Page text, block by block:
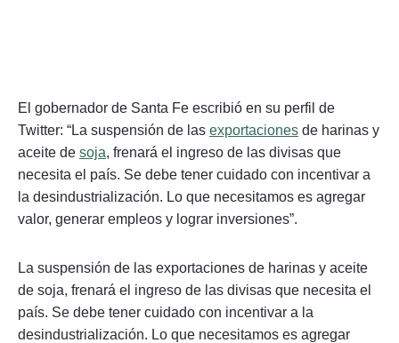
El gobernador de Santa Fe escribió en su perfil de
Twitter: “La suspensión de las exportaciones de harinas y
aceite de soja, frenará el ingreso de las divisas que
necesita el país. Se debe tener cuidado con incentivar a
la desindustrialización. Lo que necesitamos es agregar
valor, generar empleos y lograr inversiones”.
La suspensión de las exportaciones de harinas y aceite
de soja, frenará el ingreso de las divisas que necesita el
país. Se debe tener cuidado con incentivar a la
desindustrialización. Lo que necesitamos es agregar